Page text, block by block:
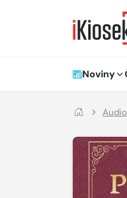
Hlavní Noviny